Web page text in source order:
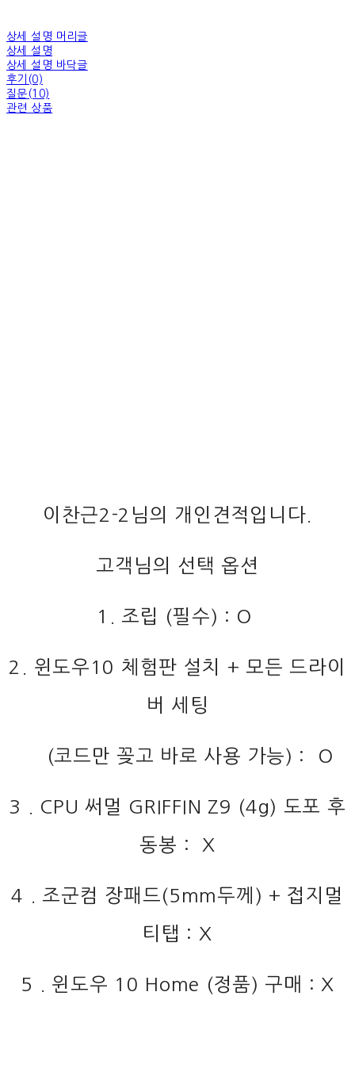
상세 설명 머리글
상세 설명
상세 설명 바닥글
후기(0)
질문(10)
관련 상품
이찬근2-2님의 개인견적입니다.
고객님의 선택 옵션
1. 조립 (필수) : O
2. 윈도우10 체험판 설치 + 모든 드라이
버 세팅
(코드만 꽂고 바로 사용 가능) : O
3 . CPU 써멀 GRIFFIN Z9 (4g) 도포 후
동봉 : X
4 . 조군컴 장패드(5mm두께) + 접지멀
티탭 : X
5 . 윈도우 10 Home (정품) 구매 : X